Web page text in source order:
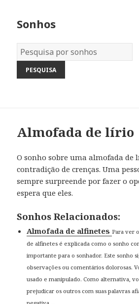
Sonhos
Dicionário
dos
Sonhos:
Almofada de lírio
O sonho sobre uma almofada de
contradição de crenças. Uma
sempre surpreende por fazer o
espera que eles.
Sonhos Relacionados:
Almofada de alfinetes Para ver
de alfinetes é explicada como o sonho
importante para o sonhador. Este sonho
observações ou comentários dolorosas.
usado e manipulado. Como alternativa,
prejudicar os outros com suas palavras